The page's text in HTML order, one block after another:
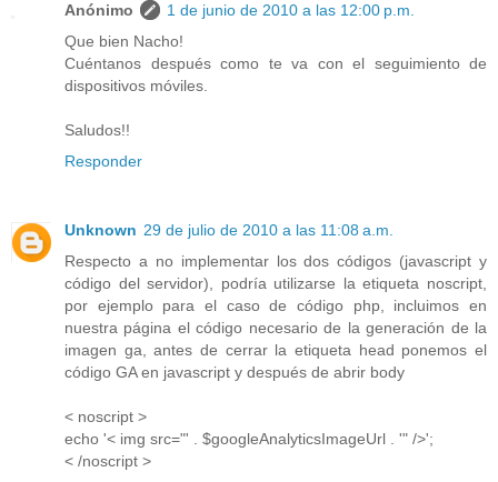
Anónimo
1 de junio de 2010 a las 12:00 p.m.
Que bien Nacho!
Cuéntanos después como te va con el seguimiento de
dispositivos móviles.
Saludos!!
Responder
Unknown 29 de julio de 2010 a las 11:08 a.m.
Respecto a no implementar los dos códigos (javascript y
código del servidor), podría utilizarse la etiqueta noscript,
por ejemplo para el caso de código php, incluimos en
nuestra página el código necesario de la generación de la
imagen ga, antes de cerrar la etiqueta head ponemos el
código GA en javascript y después de abrir body
< noscript >
echo '< img src="' . $googleAnalyticsImageUrl . '" />';
< /noscript >